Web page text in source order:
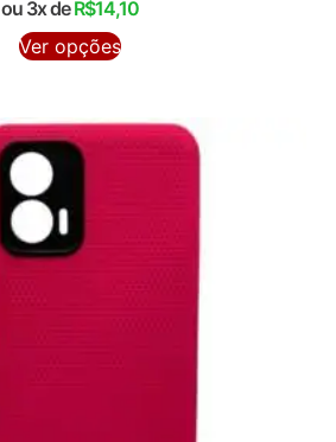
ou 3x deR$14,10
Ver opções